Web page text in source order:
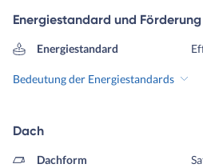
Energiestandard und Förderung
Energiestandard
Bedeutung der Energiestandards
Dach
Dachform